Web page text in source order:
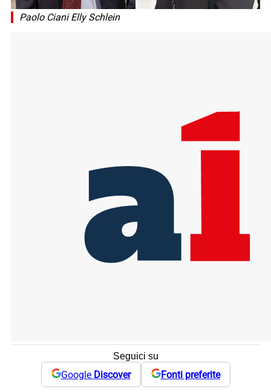
Paolo Ciani Elly Schlein
Seguici su
Google Discover Fonti preferite